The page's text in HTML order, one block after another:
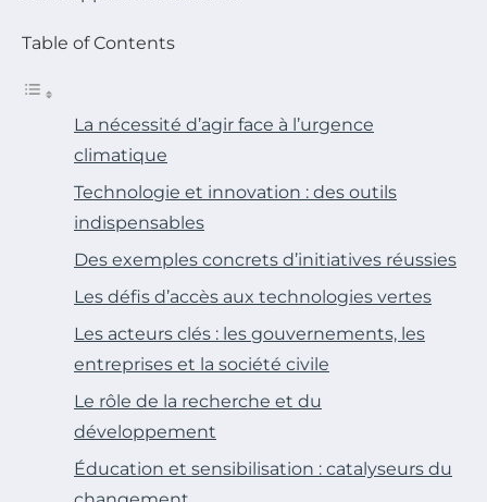
Table of Contents
La nécessité d’agir face à l’urgence
climatique
Technologie et innovation : des outils
indispensables
Des exemples concrets d’initiatives réussies
Les défis d’accès aux technologies vertes
Les acteurs clés : les gouvernements, les
entreprises et la société civile
Le rôle de la recherche et du
développement
Éducation et sensibilisation : catalyseurs du